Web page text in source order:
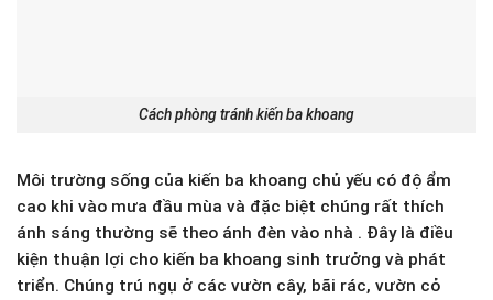
Cách phòng tránh kiến ba khoang
Môi trường sống của kiến ba khoang chủ yếu có độ ẩm
cao khi vào mưa đầu mùa và đặc biệt chúng rất thích
ánh sáng thường sẽ theo ánh đèn vào nhà . Đây là điều
kiện thuận lợi cho kiến ba khoang sinh trưởng và phát
triển. Chúng trú ngụ ở các vườn cây, bãi rác, vườn cỏ